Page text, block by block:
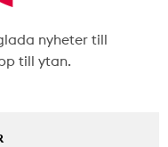
nyheter till
till ytan.